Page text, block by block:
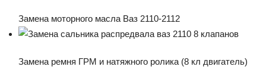
Замена моторного масла Ваз 2110-2112
Замена ремня ГРМ и натяжного ролика (8 кл двигатель)